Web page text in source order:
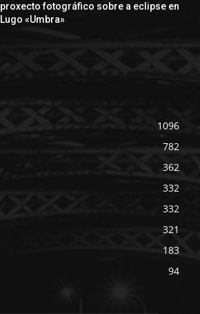
proxecto fotográfico sobre a eclipse en
Lugo «Umbra»
1096
782
362
332
332
321
183
94